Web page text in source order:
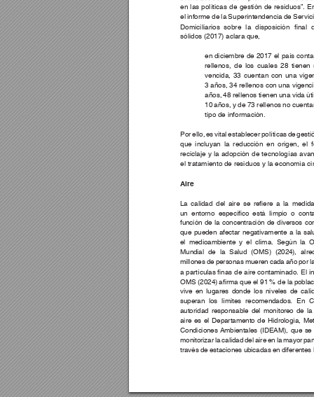
en las políticas de gestión de residuos”.
el informe de la Superintendencia de
Domiciliarios sobre la disposición nal
sólidos (2017) aclara que,
en diciembre de 2017 el país
rellenos, de los cuales 28
vencida, 33 cuentan con una
3 años, 34 rellenos con una
años, 48 rellenos tienen una vida
10 años, y de 73 rellenos no
tipo de información.
Por ello, es vital establecer políticas de
que incluyan la reducción en origen, el
reciclaje y la adopción de tecnologías
el tratamiento de residuos y la economía
Aire
La calidad del aire se reere a la
un
entorno especíco está limpio o
función de la concentración de diversos
que pueden afectar negativamente a la
el medioambiente y el clima. Según la
Mundial de la Salud (OMS) (2024),
millones de personas mueren cada año por
a partículas nas de aire contaminado. El
OMS (2024) arma que el 91 % de la
vive en lugares donde los niveles de
superan los límites recomendados. En
autoridad responsable del monitoreo de
aire es el Departamento de Hidrología,
Condiciones Ambientales (IDEAM), que se
monitorizar la calidad del aire en la mayor
través de estaciones ubicadas en diferentes